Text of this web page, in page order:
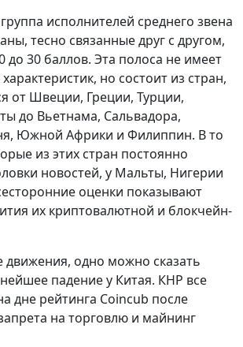
исполнителей среднего звена
тесно связанные друг с другом,
до 30 баллов. Эта полоса не имеет
но состоит из стран,
от Швеции, Греции, Турции,
до Вьетнама, Сальвадора,
Южной Африки и Филиппин. В то
из этих стран постоянно
новостей, у Мальты, Нигерии
оценки показывают
их криптовалютной и блокчейн-
движения, одно можно сказать
падение у Китая. КНР все
дне рейтинга Coincub после
на торговлю и майнинг